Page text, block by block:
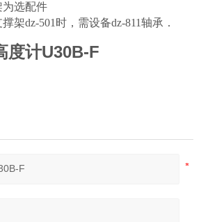
选配件
架dz-501时，需设备dz-811轴承．
度计U30B-F